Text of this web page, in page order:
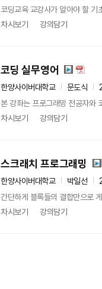
코딩교육 교강사가 알아야 할 기
차시보기
강의담기
코딩 실무영어
한양사이버대학교 문도식
본 강좌는 프로그래밍 전공자와
차시보기
강의담기
스크래치 프로그래밍
한양사이버대학교 박일선
간단하게 블록들의 결합만으로
차시보기
강의담기